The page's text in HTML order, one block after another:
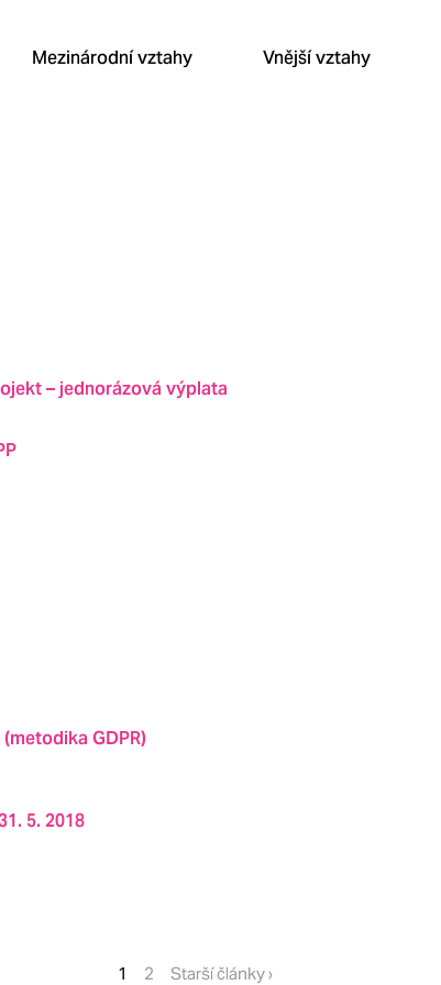
Mezinárodní vztahy Vnější vztahy
– jednorázová výplata
GDPR)
5. 2018
1 2 Starší články ›